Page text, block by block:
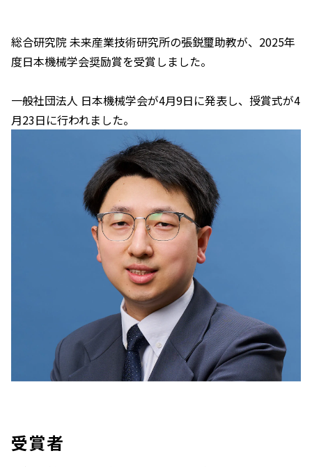
総合研究院 未来産業技術研究所の張鋭璽助教が、2025年
度日本機械学会奨励賞を受賞しました。
一般社団法人 日本機械学会が4月9日に発表し、授賞式が4
月23日に行われました。
受賞者